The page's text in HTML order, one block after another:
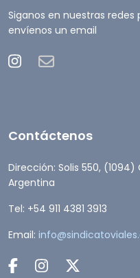
Siganos en nuestras
envíenos un email
Contáctenos
Dirección: Solis 550, (1094)
Argentina
Tel: +54 911 4381 3913
Email: